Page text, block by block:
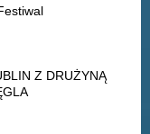
Z DRUŻYNĄ